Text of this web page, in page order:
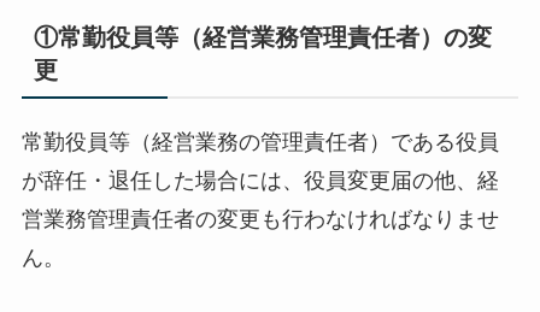
①常勤役員等（経営業務管理責任者）の変
更
常勤役員等（経営業務の管理責任者）である役員
が辞任・退任した場合には、役員変更届の他、経
営業務管理責任者の変更も行わなければなりませ
ん。